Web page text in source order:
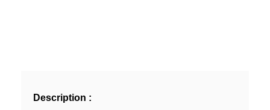
Description :